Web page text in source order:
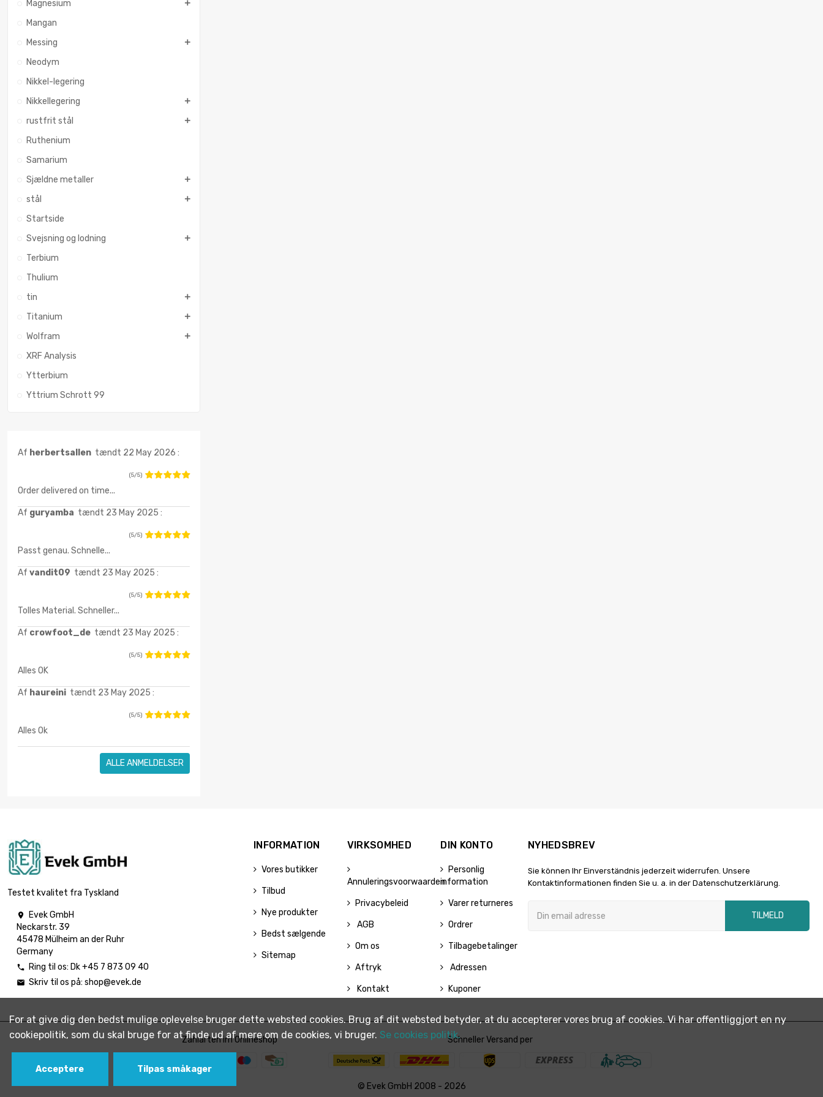
Magnesium
Mangan
Messing
Neodym
Nikkel-legering
Nikkellegering
rustfrit stål
Ruthenium
Samarium
Sjældne metaller
stål
Startside
Svejsning og lodning
Terbium
Thulium
tin
Titanium
Wolfram
XRF Analysis
Ytterbium
Yttrium Schrott 99
Af herbertsallen tændt 22 May 2026 :
(5/5)
Order delivered on time...
Af guryamba tændt 23 May 2025 :
(5/5)
Passt genau. Schnelle...
Af vandit09 tændt 23 May 2025 :
(5/5)
Tolles Material. Schneller...
Af crowfoot_de tændt 23 May 2025 :
(5/5)
Alles OK
Af haureini tændt 23 May 2025 :
(5/5)
Alles Ok
ALLE ANMELDELSER
Testet kvalitet fra Tyskland

Evek GmbH
Neckarstr. 39
45478 Mülheim an der Ruhr
Germany
 Ring til os: Dk +45 7 873 09 40
 Skriv til os på: shop@evek.de
INFORMATION
Vores butikker
Tilbud
Nye produkter
Bedst sælgende
Sitemap
VIRKSOMHED
Annuleringsvoorwaarden
Privacybeleid
AGB
Om os
Aftryk
Kontakt
DIN KONTO
Personlig
information
Varer returneres
Ordrer
Tilbagebetalinger
Adressen
Kuponer
NYHEDSBREV
Sie können Ihr Einverständnis jederzeit widerrufen. Unsere
Kontaktinformationen finden Sie u. a. in der Datenschutzerklärung.
TILMELD
Zahlarten im Onlineshop Schneller Versand per
© Evek GmbH 2008 - 2026
For at give dig den bedst mulige oplevelse bruger dette websted cookies. Brug af dit websted betyder, at du accepterer vores brug af cookies. Vi har offentliggjort en ny
cookiepolitik, som du skal bruge for at finde ud af mere om de cookies, vi bruger. Se cookies politik.
Acceptere Tilpas småkager